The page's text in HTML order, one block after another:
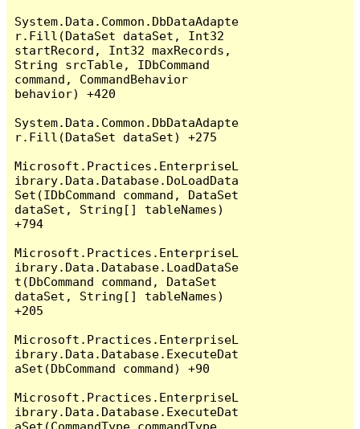
System.Data.Common.DbDataAdapte
r.Fill(DataSet dataSet, Int32
startRecord, Int32 maxRecords,
String srcTable, IDbCommand
command, CommandBehavior
behavior) +420
System.Data.Common.DbDataAdapte
r.Fill(DataSet dataSet) +275
Microsoft.Practices.EnterpriseL
ibrary.Data.Database.DoLoadData
Set(IDbCommand command, DataSet
dataSet, String[] tableNames)
+794
Microsoft.Practices.EnterpriseL
ibrary.Data.Database.LoadDataSe
t(DbCommand command, DataSet
dataSet, String[] tableNames)
+205
Microsoft.Practices.EnterpriseL
ibrary.Data.Database.ExecuteDat
aSet(DbCommand command) +90
Microsoft.Practices.EnterpriseL
ibrary.Data.Database.ExecuteDat
aSet(CommandType commandType,